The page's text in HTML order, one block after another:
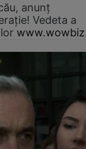
anunț
Vedeta a